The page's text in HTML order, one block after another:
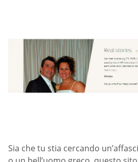
Sia che tu stia cercando